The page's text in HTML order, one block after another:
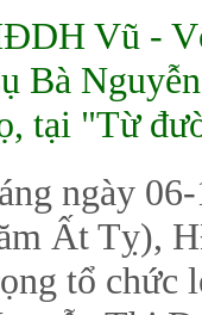
Vũ -
Bà
tại "Từ
ngày
Ất Tỵ),
tổ chức